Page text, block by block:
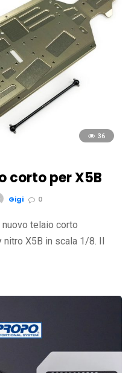
36
corto per X5B
Gigi 0
nuovo telaio corto
X5B in scala 1/8. Il